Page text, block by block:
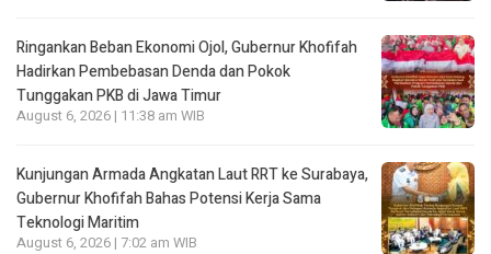
Ringankan Beban Ekonomi Ojol, Gubernur Khofifah
Hadirkan Pembebasan Denda dan Pokok
Tunggakan PKB di Jawa Timur
August 6, 2026 | 11:38 am WIB
Kunjungan Armada Angkatan Laut RRT ke Surabaya,
Gubernur Khofifah Bahas Potensi Kerja Sama
Teknologi Maritim
August 6, 2026 | 7:02 am WIB